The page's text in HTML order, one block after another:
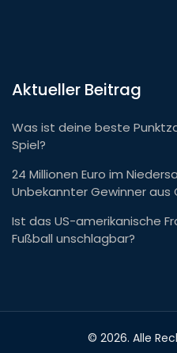
Aktueller Beitrag
Was ist deine beste
Spiel?
24 Millionen Euro im
Unbekannter Gewinner aus
Ist das US-amerikanische
Fußball unschlagbar?
© 2026. Alle